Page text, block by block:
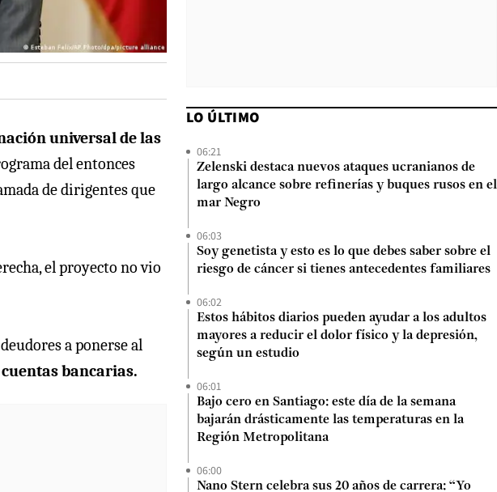
universal de las
del entonces
de dirigentes que
el proyecto no vio
a ponerse al
bancarias.
LO ÚLTIMO
06:21
Zelenski destaca nuevos ataques ucranianos de
largo alcance sobre refinerías y buques rusos en el
mar Negro
06:03
Soy genetista y esto es lo que debes saber sobre el
riesgo de cáncer si tienes antecedentes familiares
06:02
Estos hábitos diarios pueden ayudar a los adultos
mayores a reducir el dolor físico y la depresión,
según un estudio
06:01
Bajo cero en Santiago: este día de la semana
bajarán drásticamente las temperaturas en la
Región Metropolitana
06:00
Nano Stern celebra sus 20 años de carrera: “Yo